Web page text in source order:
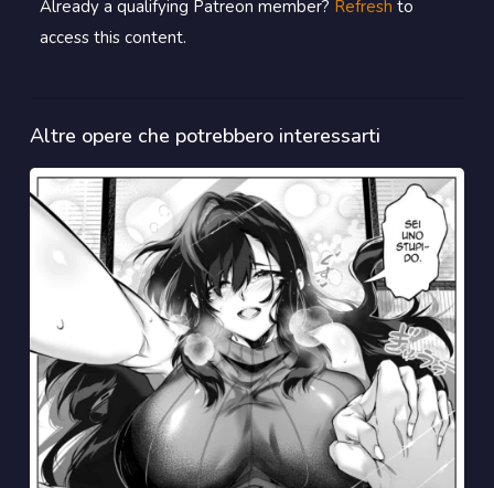
Already a qualifying Patreon member? Refresh to
access this content.
Altre opere che potrebbero interessarti